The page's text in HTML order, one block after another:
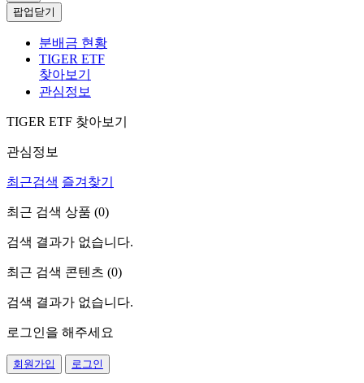
팝업닫기
분배금 현황
TIGER ETF
찾아보기
관심정보
TIGER ETF 찾아보기
관심정보
최근검색 즐겨찾기
최근 검색 상품 (0)
검색 결과가 없습니다.
최근 검색 콘텐츠 (0)
검색 결과가 없습니다.
로그인을 해주세요
회원가입 로그인